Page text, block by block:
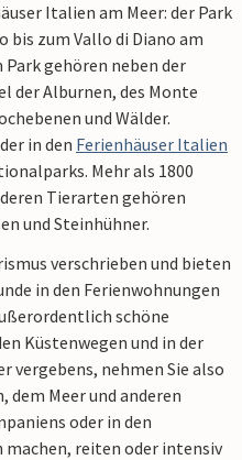
Italien am Meer: der Park
bis zum Vallo di Diano am
Park gehören neben der
der Alburnen, des Monte
und Wälder.
in den Ferienhäuser Italien
Mehr als 1800
Tierarten gehören
und Steinhühner.
verschrieben und bieten
in den Ferienwohnungen
schöne
Küstenwegen und in der
vergebens, nehmen Sie also
dem Meer und anderen
oder in den
machen, reiten oder intensiv